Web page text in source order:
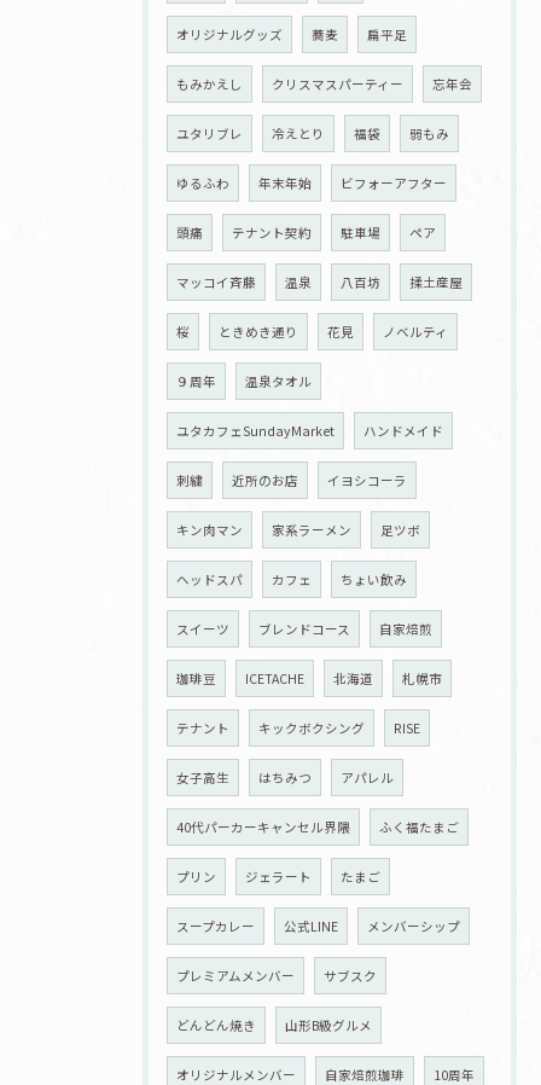
オリジナルグッズ 蕎麦 扁平足
もみかえし クリスマスパーティー 忘年会
ユタリブレ 冷えとり 福袋 弱もみ
ゆるふわ 年末年始 ビフォーアフター
頭痛 テナント契約 駐車場 ペア
マッコイ斉藤 温泉 八百坊 揉土産屋
桜 ときめき通り 花見 ノベルティ
９周年 温泉タオル
ユタカフェSundayMarket ハンドメイド
刺繍 近所のお店 イヨシコーラ
キン肉マン 家系ラーメン 足ツボ
ヘッドスパ カフェ ちょい飲み
スイーツ ブレンドコース 自家焙煎
珈琲豆 ICETACHE 北海道 札幌市
テナント キックボクシング RISE
女子高生 はちみつ アパレル
40代パーカーキャンセル界隈 ふく福たまご
プリン ジェラート たまご
スープカレー 公式LINE メンバーシップ
プレミアムメンバー サブスク
どんどん焼き 山形B級グルメ
オリジナルメンバー 自家焙煎珈琲 10周年